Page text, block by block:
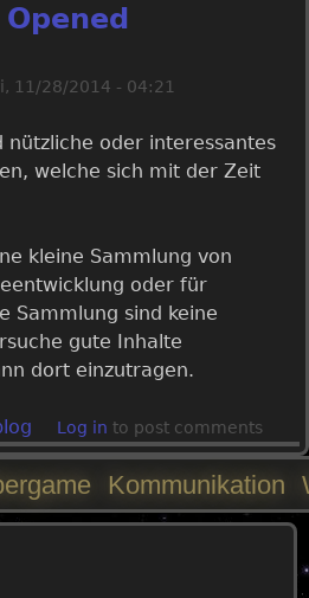
11/28/2014 - 04:21
nützliche oder interessantes
welche sich mit der Zeit
kleine Sammlung von
oder für
Sammlung sind keine
gute Inhalte
dort einzutragen.
Log in to post comments
Kommunikation